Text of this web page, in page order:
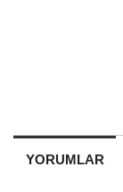
YORUMLAR